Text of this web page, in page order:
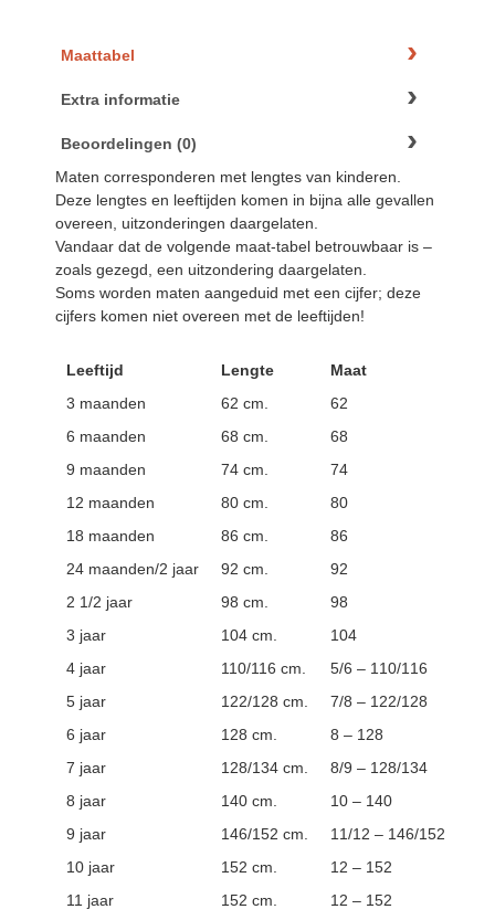
Maattabel
Extra informatie
Beoordelingen (0)
Maten corresponderen met lengtes van kinderen.
Deze lengtes en leeftijden komen in bijna alle gevallen
overeen, uitzonderingen daargelaten.
Vandaar dat de volgende maat-tabel betrouwbaar is –
zoals gezegd, een uitzondering daargelaten.
Soms worden maten aangeduid met een cijfer; deze
cijfers komen niet overeen met de leeftijden!
Leeftijd Lengte
Maat
3 maanden
62 cm.
62
6 maanden
68 cm.
68
9 maanden
74 cm.
74
12 maanden
80 cm.
80
18 maanden
86 cm.
86
24 maanden/2 jaar
92 cm.
92
2 1/2 jaar
98 cm.
98
3 jaar
104 cm.
104
4 jaar
110/116 cm.
5/6 – 110/116
5 jaar
122/128 cm.
7/8 – 122/128
6 jaar
128 cm.
8 – 128
7 jaar
128/134 cm.
8/9 – 128/134
8 jaar
140 cm.
10 – 140
9 jaar
146/152 cm.
11/12 – 146/152
10 jaar
152 cm.
12 – 152
11 jaar
152 cm. 12 – 152